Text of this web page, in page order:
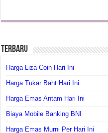
Terbaru
Harga Liza Coin Hari Ini
Harga Tukar Baht Hari Ini
Harga Emas Antam Hari Ini
Biaya Mobile Banking BNI
Harga Emas Murni Per Hari Ini